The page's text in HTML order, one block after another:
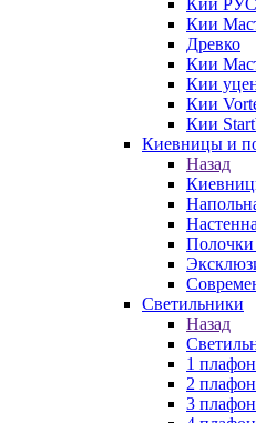
Кии
Кии
Древко
Кии
Кии
Кии
Кии
Киевницы и
Назад
Полочки
Светильники
Назад
1 плафон
2
3